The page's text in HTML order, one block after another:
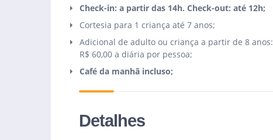
Check-in: a partir das 14h. Check-out: até 12h;
Cortesia para 1 criança até 7 anos;
Adicional de adulto ou criança a partir de 8 anos:
R$ 60,00 a diária por pessoa;
Café da manhã incluso;
Detalhes